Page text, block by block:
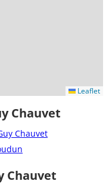
Leaflet
Chauvet
Chauvet
Chauvet